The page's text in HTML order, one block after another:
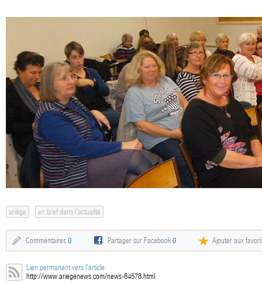
ariège en bref dans l'actualité
Commentaires 0 Partager sur Facebook0 Ajouter aux
Lien permanent vers l'article:
http://www.ariegenews.com/news-84578.html